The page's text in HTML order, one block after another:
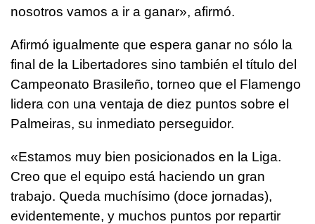
nosotros vamos a ir a ganar», afirmó.
Afirmó igualmente que espera ganar no sólo la
final de la Libertadores sino también el título del
Campeonato Brasileño, torneo que el Flamengo
lidera con una ventaja de diez puntos sobre el
Palmeiras, su inmediato perseguidor.
«Estamos muy bien posicionados en la Liga.
Creo que el equipo está haciendo un gran
trabajo. Queda muchísimo (doce jornadas),
evidentemente, y muchos puntos por repartir